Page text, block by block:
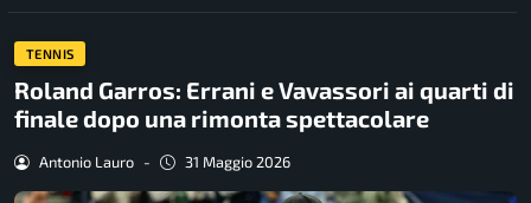
TENNIS
Roland Garros: Errani e Vavassori ai quarti di
finale dopo una rimonta spettacolare
Antonio Lauro - 31 Maggio 2026